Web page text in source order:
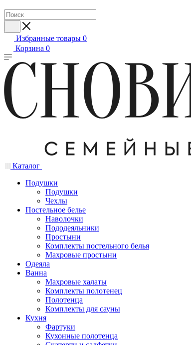
Избранные товары 0
Корзина 0
Каталог
Подушки
Подушки
Чехлы
Постельное белье
Наволочки
Пододеяльники
Простыни
Комплекты постельного белья
Махровые простыни
Одеяла
Ванна
Махровые халаты
Комплекты полотенец
Полотенца
Комплекты для сауны
Кухня
Фартуки
Кухонные полотенца